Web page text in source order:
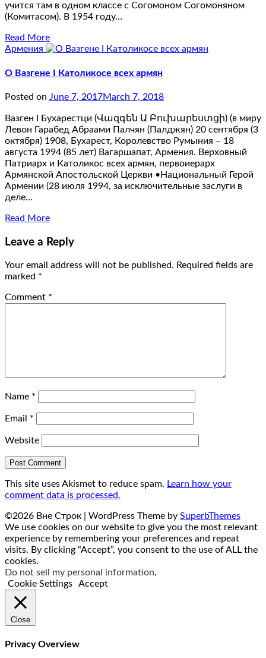
учится там в одном классе с Согомоном Согомоняном
(Комитасом). В 1954 году…
Read More
Армения
О Вазгене I Католикосе всех армян
Posted on June 7, 2017March 7, 2018
Вазген I Бухарестци (Վազգեն Ա Բուխարեստցի) (в миру
Левон Гарабед Абраами Палчян (Палджян) 20 сентября (3
октября) 1908, Бухарест, Королевство Румыния – 18
августа 1994 (85 лет) Вагаршапат, Армения. Верховный
Патриарх и Католикос всех армян, первоиерарх
Армянской Апостольской Церкви •Национальный Герой
Армении (28 июля 1994, за исключительные заслуги в
деле…
Read More
Leave a Reply
Your email address will not be published. Required fields are
marked *
Comment *
Name *
Email *
Website
This site uses Akismet to reduce spam. Learn how your
comment data is processed.
©2026 Вне Строк | WordPress Theme by SuperbThemes
We use cookies on our website to give you the most relevant
experience by remembering your preferences and repeat
visits. By clicking “Accept”, you consent to the use of ALL the
cookies.
Do not sell my personal information.
Cookie Settings
Accept
Close
Privacy Overview